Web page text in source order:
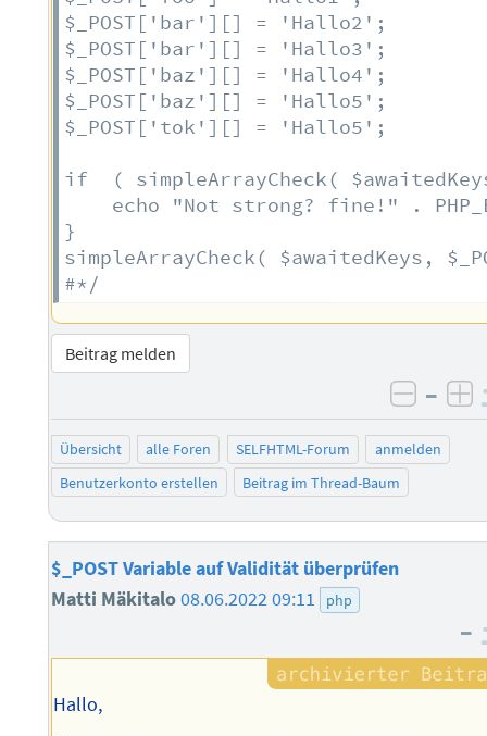
$_POST['bar'][] = 'Hallo2';
$_POST['bar'][] = 'Hallo3';
$_POST['baz'][] = 'Hallo4';
$_POST['baz'][] = 'Hallo5';
$_POST['tok'][] = 'Hallo5';
if  ( simpleArrayCheck(
}
simpleArrayCheck( $awaitedKeys,
#*/
Beitrag melden
–
Übersicht alle Foren SELFHTML-Forum
anmelden
Benutzerkonto erstellen
Beitrag im Thread-Baum
$_POST Variable auf Validität überprüfen
Matti Mäkitalo08.06.2022 09:11 php
–
Hallo,